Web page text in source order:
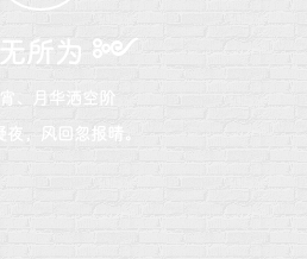
所为 ༻
、月华洒空阶
夜，风回忽报晴。